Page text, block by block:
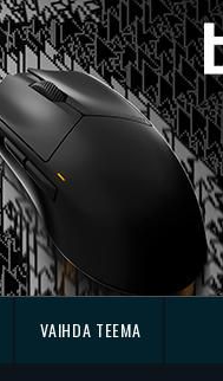
VAIHDA TEEMA